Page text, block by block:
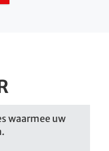
waarmee uw